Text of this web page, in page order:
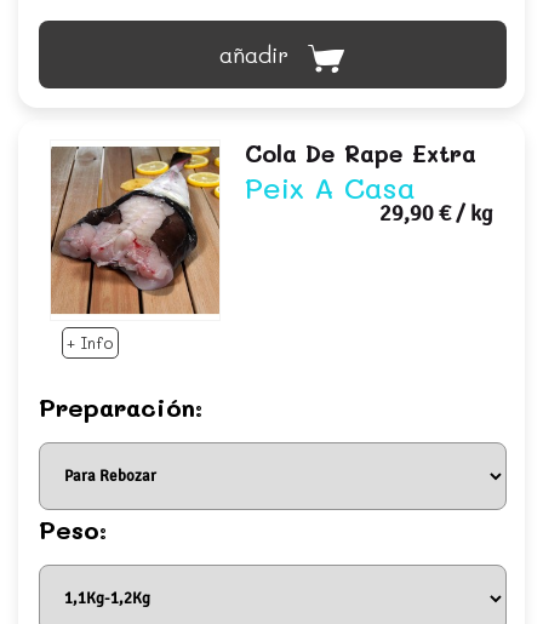
añadir
+ Info
Cola De Rape Extra
Peix A Casa
29,90 €/ kg
Preparación:
Peso: